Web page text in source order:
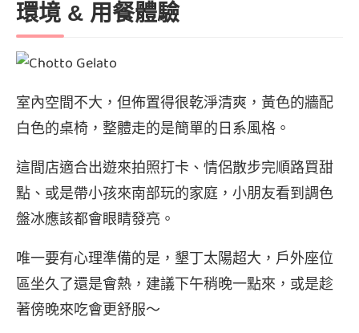
環境 & 用餐體驗
室內空間不大，但佈置得很乾淨清爽，黃色的牆配
白色的桌椅，整體走的是簡單的日系風格。
這間店適合出遊來拍照打卡、情侶散步完順路買甜
點、或是帶小孩來南部玩的家庭，小朋友看到調色
盤冰應該都會眼睛發亮。
唯一要有心理準備的是，墾丁太陽超大，戶外座位
區坐久了還是會熱，建議下午稍晚一點來，或是趁
著傍晚來吃會更舒服～